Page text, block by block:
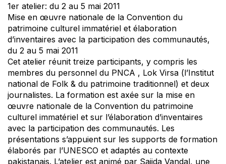
1er atelier: du 2 au 5 mai 2011
Mise en œuvre nationale de la Convention du
patrimoine culturel immatériel et élaboration
d’inventaires avec la participation des communautés,
du 2 au 5 mai 2011
Cet atelier réunit treize participants, y compris les
membres du personnel du PNCA , Lok Virsa (l’Institut
national de Folk & du patrimoine traditionnel) et deux
journalistes. La formation est axée sur la mise en
œuvre nationale de la Convention du patrimoine
culturel immatériel et sur l’élaboration d’inventaires
avec la participation des communautés. Les
présentations s’appuient sur les supports de formation
élaborés par l’UNESCO et adaptés au contexte
pakistanais. L’atelier est animé par Sajida Vandal, une